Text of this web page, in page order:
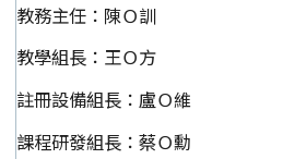
教務主任：陳Ｏ訓
教學組長：王Ｏ方
註冊設備組長：盧Ｏ維
課程研發組長：蔡Ｏ勳